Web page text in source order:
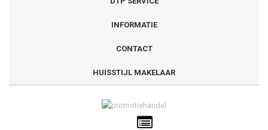
INFORMATIE
CONTACT
HUISSTIJL MAKELAAR